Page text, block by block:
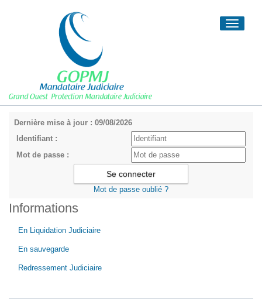
Toggle
Dernière mise à jour : 09/08/2026
Identifiant :
Mot de passe :
Mot de passe oublié ?
Informations
En Liquidation Judiciaire
En sauvegarde
Redressement Judiciaire